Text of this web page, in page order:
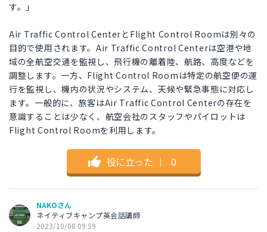
す。」
Air Traffic Control CenterとFlight Control Roomは別々の
目的で使用されます。Air Traffic Control Centerは空港や地
域の全航空交通を監視し、飛行機の離着陸、航路、高度などを
調整します。一方、Flight Control Roomは特定の航空便の運
行を監視し、機内の状況やシステム、天候や緊急事態に対応し
ます。一般的に、旅客はAir Traffic Control Centerの存在を
意識することは少なく、航空会社のスタッフやパイロットは
Flight Control Roomを利用します。
役に立った ｜ 0
NAKOさん
ネイティブキャンプ英会話講師
2023/10/08 09:59